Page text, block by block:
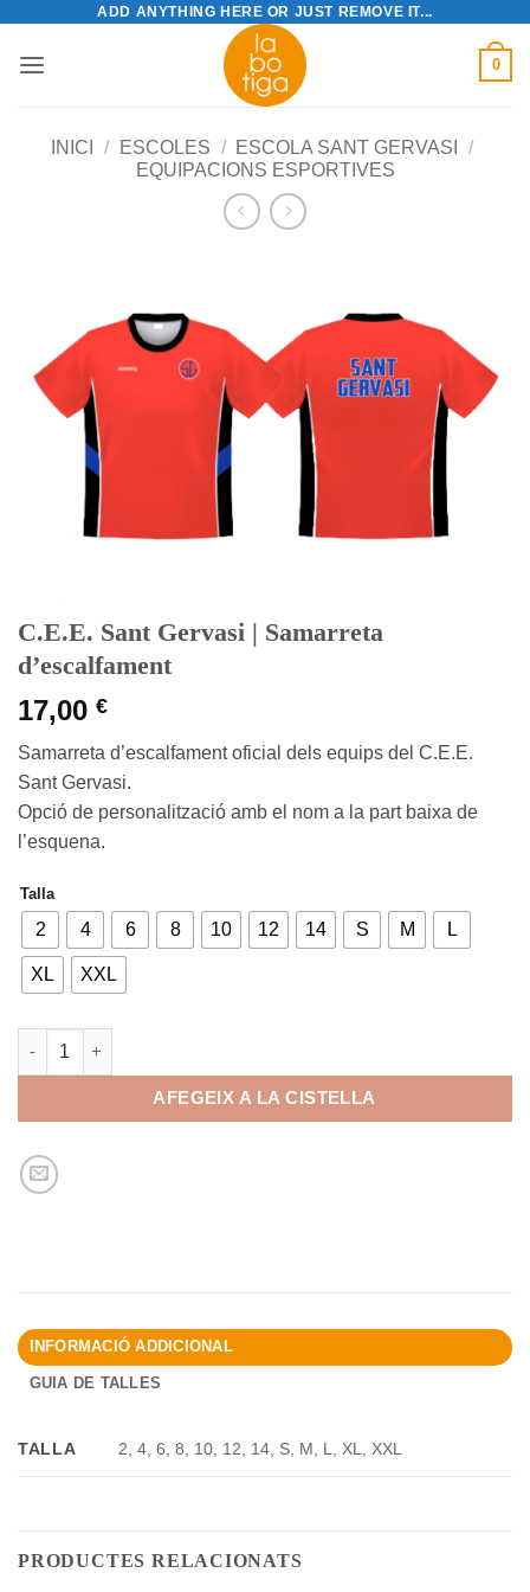
content
ADD ANYTHING HERE OR JUST REMOVE IT...
0
INICI / ESCOLES / ESCOLA SANT GERVASI
/
EQUIPACIONS ESPORTIVES
C.E.E. Sant Gervasi | Samarreta
d’escalfament
17,00 €
Samarreta d’escalfament oficial dels equips del C.E.E.
Sant Gervasi.
Opció de personalització amb el nom a la part baixa de
l’esquena.
Talla
2 4 6 8 10 12 14 S M L
XL XXL
quantitat de C.E.E. Sant Gervasi | Samarreta d'escalfament
AFEGEIX A LA CISTELLA
INFORMACIÓ ADDICIONAL
GUIA DE TALLES
TALLA 2, 4, 6, 8, 10, 12, 14, S, M, L, XL, XXL
PRODUCTES RELACIONATS